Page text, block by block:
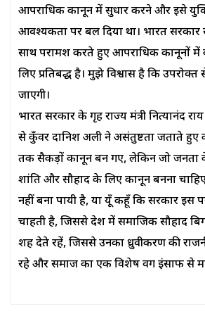
आपराधिक कानून में सुधार करने और इसे
आवश्यकता पर बल दिया था। भारत सरकार
साथ परामर्श करते हुए आपराधिक कानूनों
लिए प्रतिबद्ध है। मुझे विश्वास है कि उपरोक्त
जाएगी।
भारत सरकार के गृह राज्य मंत्री नित्यानंद
से कुँवर दानिश अली ने असंतुष्टता जताते
तक सैकड़ों कानून बन गए, लेकिन जो
शांति और सौहार्द के लिए कानून बनना
नहीं बना पायी है, या यूँ कहूँ कि सरकार इस
चाहती है, जिससे देश में समाजिक सौहार्द
शह देते रहें, जिससे उनका ध्रुवीकरण की
रहे और समाज का एक विशेष वर्ग इंसाफ से